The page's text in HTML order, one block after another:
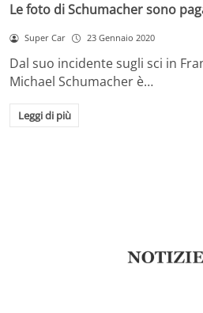
Le foto di Schumacher sono
Super Car 23 Gennaio 2020
Dal suo incidente sugli sci in
Michael Schumacher è…
Leggi di più